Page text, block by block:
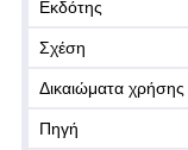
Εκδότης
Σχέση
Δικαιώματα χρήσης
Πηγή